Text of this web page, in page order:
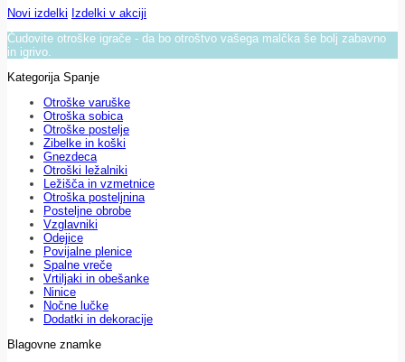
Novi izdelki Izdelki v akciji
Čudovite otroške igrače - da bo otroštvo vašega malčka še bolj zabavno
in igrivo.
Kategorija Spanje
Otroške varuške
Otroška sobica
Otroške postelje
Zibelke in koški
Gnezdeca
Otroški ležalniki
Ležišča in vzmetnice
Otroška posteljnina
Posteljne obrobe
Vzglavniki
Odejice
Povijalne plenice
Spalne vreče
Vrtiljaki in obešanke
Ninice
Nočne lučke
Dodatki in dekoracije
Blagovne znamke